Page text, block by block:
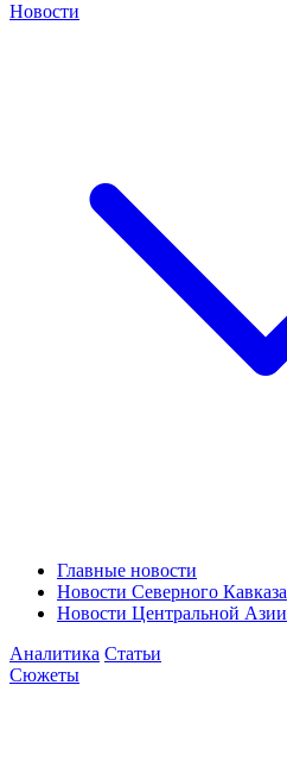
Новости
Главные новости
Новости Северного Кавказа
Новости Центральной Азии
Аналитика Статьи
Сюжеты